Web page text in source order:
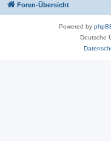
Foren-Übersicht
Powered by
Deutsche